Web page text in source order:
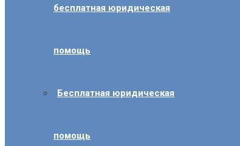
бесплатная юридическая
помощь
Бесплатная юридическая
помощь